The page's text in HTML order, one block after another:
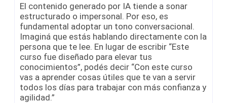
El contenido generado por IA tiende a sonar
estructurado o impersonal. Por eso, es
fundamental adoptar un tono conversacional.
Imaginá que estás hablando directamente con la
persona que te lee. En lugar de escribir “Este
curso fue diseñado para elevar tus
conocimientos”, podés decir “Con este curso
vas a aprender cosas útiles que te van a servir
todos los días para trabajar con más confianza y
agilidad.”